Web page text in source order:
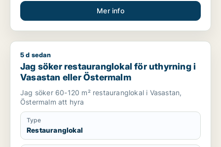
Mer info
Jag söker restauranglokal för uthyrning i Vasastan eller
5 d sedan
Jag söker restauranglokal för uthyrning i
Vasastan eller Östermalm
Jag söker 60-120 m² restauranglokal i Vasastan,
Östermalm att hyra
Type
Restauranglokal